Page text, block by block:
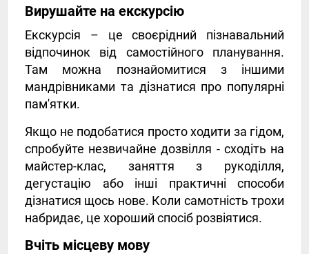
Вирушайте на екскурсію
Екскурсія – це своєрідний пізнавальний
відпочинок від самостійного планування.
Там можна познайомитися з іншими
мандрівниками та дізнатися про популярні
пам'ятки.
Якщо не подобатися просто ходити за гідом,
спробуйте незвичайне дозвілля - сходіть на
майстер-клас, заняття з рукоділля,
дегустацію або інші практичні способи
дізнатися щось нове. Коли самотність трохи
набридає, це хороший спосіб розвіятися.
Вчіть місцеву мову